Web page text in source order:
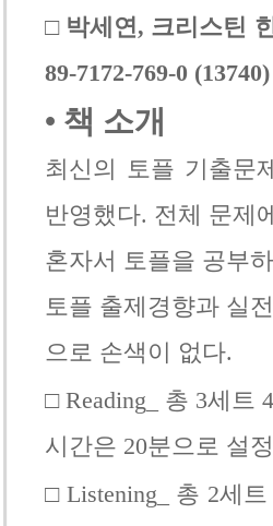
□ 박세연, 크리스틴
89-7172-769-0
• 책 소개
최신의 토플 기출문
반영했다. 전체 문제
혼자서 토플을 공부
토플 출제경향과 실
으로 손색이 없다.
□ Reading_ 총 3세트
시간은 20분으로 설
□ Listening_ 총 2세